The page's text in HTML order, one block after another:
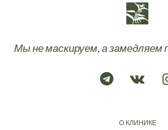
Мы не маскируем, а замедляем
О КЛИНИКЕ